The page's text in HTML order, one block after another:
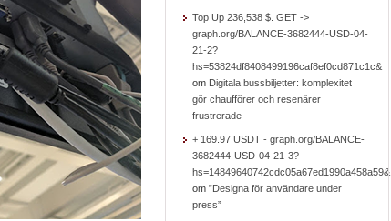
Top Up 236,538 $. GET ->
graph.org/BALANCE-3682444-USD-04-
21-2?
hs=53824df8408499196caf8ef0cd871c1c&
om Digitala bussbiljetter: komplexitet
gör chaufförer och resenärer
frustrerade
+ 169.97 USDT - graph.org/BALANCE-
3682444-USD-04-21-3?
hs=14849640742cdc05a67ed1990a458a59&
om ”Designa för användare under
press”